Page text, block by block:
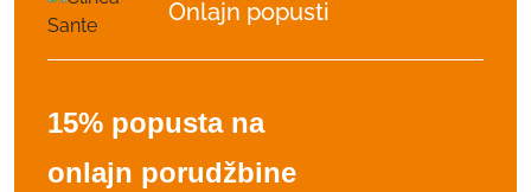
Onlajn popusti
15% popusta na
onlajn porudžbine